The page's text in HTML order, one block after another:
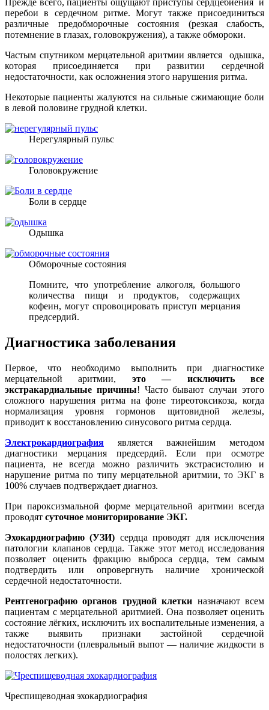
Прежде всего, пациенты ощущают приступы сердцебиения и
перебои в сердечном ритме. Могут также присоединиться
различные предобморочные состояния (резкая слабость,
потемнение в глазах, головокружения), а также обмороки.
Частым спутником мерцательной аритмии является одышка,
которая присоединяется при развитии сердечной
недостаточности, как осложнения этого нарушения ритма.
Некоторые пациенты жалуются на сильные сжимающие боли
в левой половине грудной клетки.
Нерегулярный пульс
Головокружение
Боли в сердце
Одышка
Обморочные состояния
Помните, что употребление алкоголя, большого
количества пищи и продуктов, содержащих
кофеин, могут спровоцировать приступ мерцания
предсердий.
Диагностика заболевания
Первое, что необходимо выполнить при диагностике
мерцательной аритмии, это — исключить все
экстракардиальные причины! Часто бывают случаи этого
сложного нарушения ритма на фоне тиреотоксикоза, когда
нормализация уровня гормонов щитовидной железы,
приводит к восстановлению синусового ритма сердца.
Электрокардиография является важнейшим методом
диагностики мерцания предсердий. Если при осмотре
пациента, не всегда можно различить экстрасистолию и
нарушение ритма по типу мерцательной аритмии, то ЭКГ в
100% случаев подтверждает диагноз.
При пароксизмальной форме мерцательной аритмии всегда
проводят суточное мониторирование ЭКГ.
Эхокардиографию (УЗИ) сердца проводят для исключения
патологии клапанов сердца. Также этот метод исследования
позволяет оценить фракцию выброса сердца, тем самым
подтвердить или опровергнуть наличие хронической
сердечной недостаточности.
Рентгенографию органов грудной клетки назначают всем
пациентам с мерцательной аритмией. Она позволяет оценить
состояние лёгких, исключить их воспалительные изменения, а
также выявить признаки застойной сердечной
недостаточности (плевральный выпот — наличие жидкости в
полостях легких).
Чреспищеводная эхокардиография